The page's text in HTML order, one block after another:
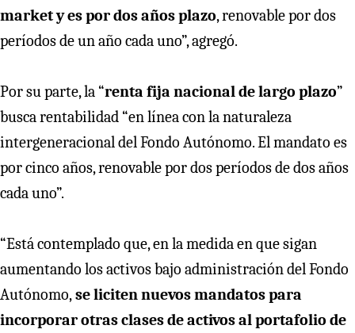
market y es por dos años plazo, renovable por dos
períodos de un año cada uno”, agregó.
Por su parte, la “renta fija nacional de largo plazo”
busca rentabilidad “en línea con la naturaleza
intergeneracional del Fondo Autónomo. El mandato es
por cinco años, renovable por dos períodos de dos años
cada uno”.
“Está contemplado que, en la medida en que sigan
aumentando los activos bajo administración del Fondo
Autónomo,se liciten nuevos mandatos para
incorporar otras clases de activos al portafolio de